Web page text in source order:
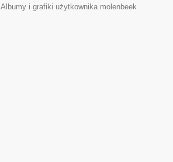
Albumy i grafiki użytkownika molenbeek